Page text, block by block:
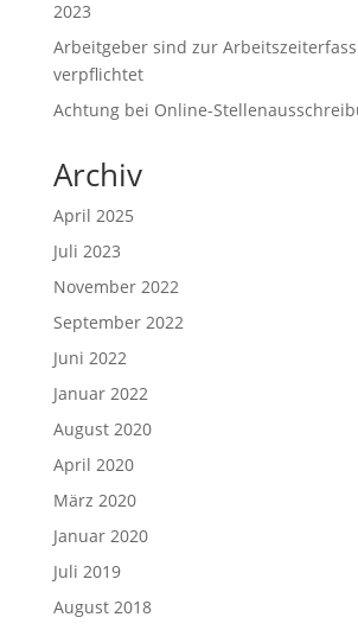
2023
Arbeitgeber sind zur
verpflichtet
Achtung bei Online-
Archiv
April 2025
Juli 2023
November 2022
September 2022
Juni 2022
Januar 2022
August 2020
April 2020
März 2020
Januar 2020
Juli 2019
August 2018